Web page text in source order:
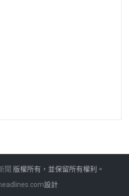
聞 版權所有，並保留所有權利。
設計